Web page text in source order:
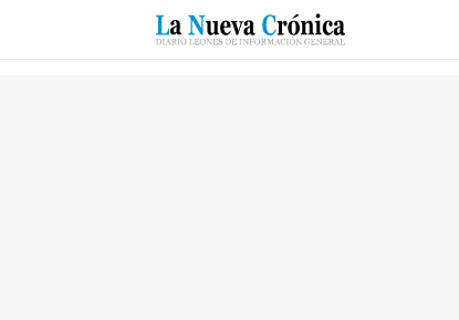
SUCESOS CULTURAS ESPECIALES